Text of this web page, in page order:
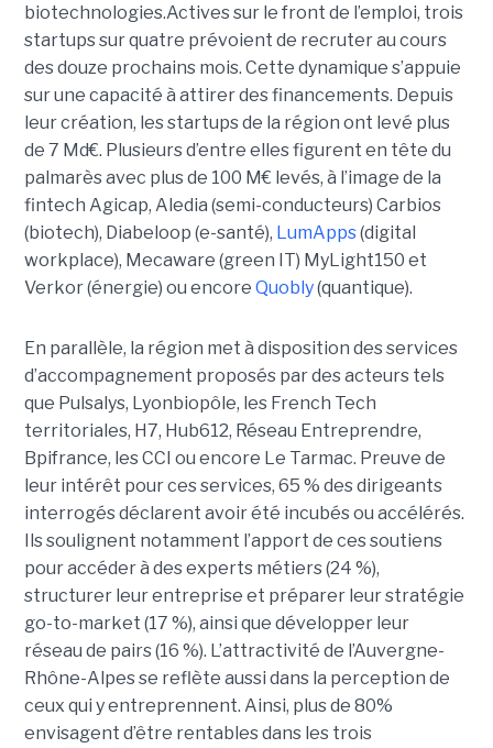
biotechnologies.Actives sur le front de l’emploi, trois
startups sur quatre prévoient de recruter au cours
des douze prochains mois. Cette dynamique s’appuie
sur une capacité à attirer des financements. Depuis
leur création, les startups de la région ont levé plus
de 7 Md€. Plusieurs d’entre elles figurent en tête du
palmarès avec plus de 100 M€ levés, à l’image de la
fintech Agicap, Aledia (semi-conducteurs) Carbios
(biotech), Diabeloop (e-santé), LumApps(digital
workplace), Mecaware (green IT) MyLight150 et
Verkor (énergie) ou encore Quobly(quantique).
En parallèle, la région met à disposition des services
d’accompagnement proposés par des acteurs tels
que Pulsalys, Lyonbiopôle, les French Tech
territoriales, H7, Hub612, Réseau Entreprendre,
Bpifrance, les CCI ou encore Le Tarmac. Preuve de
leur intérêt pour ces services, 65 % des dirigeants
interrogés déclarent avoir été incubés ou accélérés.
Ils soulignent notamment l’apport de ces soutiens
pour accéder à des experts métiers (24 %),
structurer leur entreprise et préparer leur stratégie
go-to-market (17 %), ainsi que développer leur
réseau de pairs (16 %). L’attractivité de l’Auvergne-
Rhône-Alpes se reflète aussi dans la perception de
ceux qui y entreprennent. Ainsi, plus de 80%
envisagent d’être rentables dans les trois